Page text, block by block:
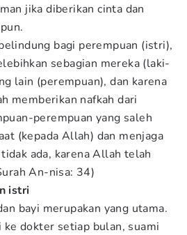
jika diberikan cinta dan
bagi perempuan (istri),
sebagian mereka (laki-
lain (perempuan), dan karena
memberikan nafkah dari
perempuan yang saleh
(kepada Allah) dan menjaga
ada, karena Allah telah
An-nisa: 34)
istri
bayi merupakan yang utama.
dokter setiap bulan, suami